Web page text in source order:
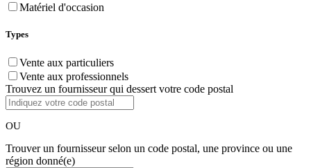
Matériel d'occasion
Types
Vente aux particuliers
Vente aux professionnels
Trouvez un fournisseur qui dessert votre code postal
OU
Trouver un fournisseur selon un code postal, une province ou une
région donné(e)